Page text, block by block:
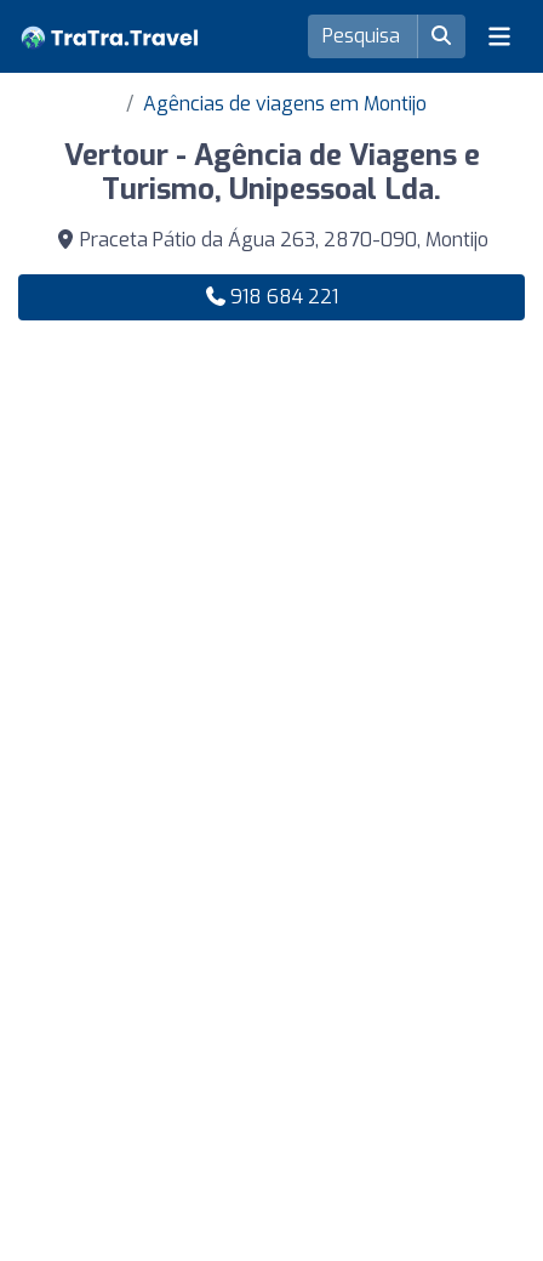
Agências de viagens em Montijo
Vertour - Agência de Viagens e
Turismo, Unipessoal Lda.
Praceta Pátio da Água 263, 2870-090, Montijo
918 684 221